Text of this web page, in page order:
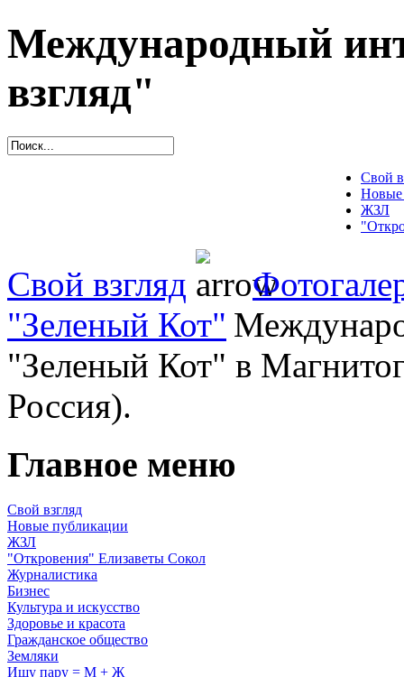
Международный
взгляд"
Свой
Новые
ЖЗЛ
Свой взгляд
"Зеленый Кот"
"Зеленый Кот" в
Россия).
Главное меню
Свой взгляд
Новые публикации
ЖЗЛ
"Откровения" Елизаветы Сокол
Журналистика
Бизнес
Культура и искусство
Здоровье и красота
Гражданское общество
Земляки
Ищу пару = М + Ж